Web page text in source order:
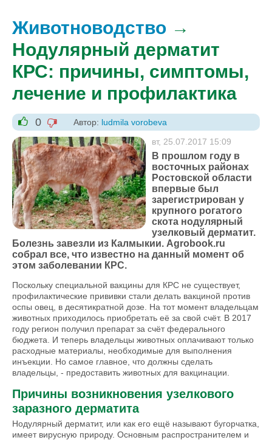
Животноводство →
Нодулярный дерматит
КРС: причины, симптомы,
лечение и профилактика
+1
0
-1
Автор: ludmila vorobeva
вт, 25.07.2017 15:09
В прошлом году в
восточных районах
Ростовской области
впервые был
зарегистрирован у
крупного рогатого
скота нодулярный
узелковый дерматит.
Болезнь завезли из Калмыкии. Agrobook.ru
собрал все, что известно на данный момент об
этом заболевании КРС.
Поскольку специальной вакцины для КРС не существует,
профилактические прививки стали делать вакциной против
оспы овец, в десятикратной дозе. На тот момент владельцам
животных приходилось приобретать её за свой счёт. В 2017
году регион получил препарат за счёт федерального
бюджета. И теперь владельцы животных оплачивают только
расходные материалы, необходимые для выполнения
инъекции. Но самое главное, что должны сделать
владельцы, - предоставить животных для вакцинации.
Причины возникновения узелкового
заразного дерматита
Нодулярный дерматит, или как его ещё называют бугорчатка,
имеет вирусную природу. Основным распространителем и